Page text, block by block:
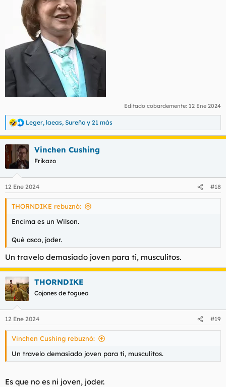
Editado cobardemente: 12 Ene 2024
R
e
a
c
c
i
e
s
Leger, laeas, Sureño y 21 más
Vinchen Cushing
Frikazo
12 Ene 2024 #18
THORNDIKE rebuznó:
Encima es un Wilson.
Qué asco, joder.
Un travelo demasiado joven para ti, musculitos.
THORNDIKE
Cojones de fogueo
12 Ene 2024 #19
Vinchen Cushing rebuznó:
Un travelo demasiado joven para ti, musculitos.
Es que no es ni joven, joder.